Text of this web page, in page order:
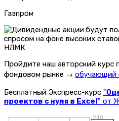
Газпром
НЛМК
Пройдите наш авторский курс
фондовом рынке → обучающий
Бесплатный Экспресс-курс "
проектов с нуля в Excel" от